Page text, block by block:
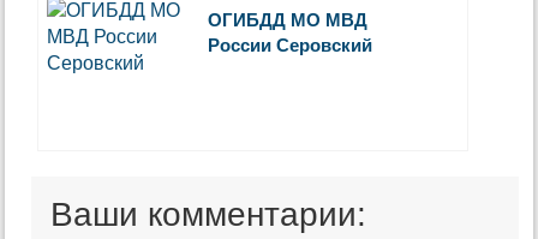
ОГИБДД МО МВД
России Серовский
Ваши комментарии: